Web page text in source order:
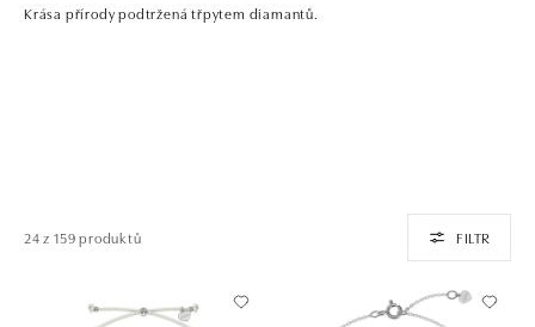
Krása přírody podtržená třpytem diamantů.
24 z 159 produktů FILTR